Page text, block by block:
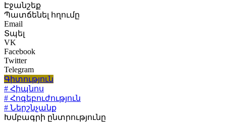
Էջանշեք
Պատճենել հղումը
Email
Տպել
VK
Facebook
Twitter
Telegram
Գիտություն
# Հիպնոս
# Հոգեբուժություն
# Ներշնչանք
Խմբագրի ընտրությունը